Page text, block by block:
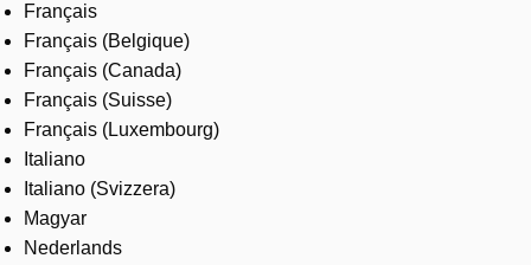
Français
Français (Belgique)
Français (Canada)
Français (Suisse)
Français (Luxembourg)
Italiano
Italiano (Svizzera)
Magyar
Nederlands